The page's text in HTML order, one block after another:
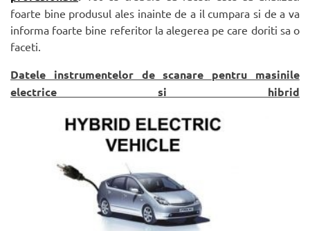
foarte bine produsul ales inainte de a il cumpara si de a va
informa foarte bine referitor la alegerea pe care doriti sa o
faceti.
Datele instrumentelor de scanare pentru masinile
electrice si hibrid